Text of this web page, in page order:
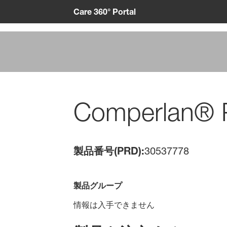
Care 360° Portal
Comperlan®
製品番号(PRD):30537778
製品グループ
情報は入手できません